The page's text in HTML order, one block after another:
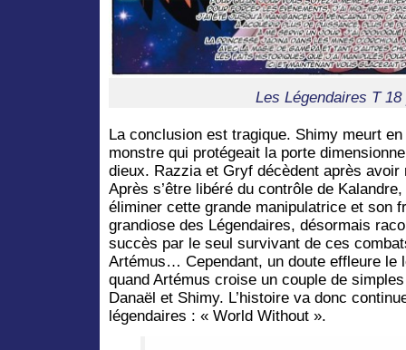
Les Légendaires T 18
La conclusion est tragique. Shimy meurt
monstre qui protégeait la porte
dieux. Razzia et Gryf décèdent après
Après s’être libéré du contrôle de
éliminer cette grande manipulatrice et son
grandiose des Légendaires, désormais
succès par le seul survivant de ces
Artémus… Cependant, un doute effleure le
quand Artémus croise un couple de
Danaël et Shimy. L’histoire va donc
légendaires : « World Without ».